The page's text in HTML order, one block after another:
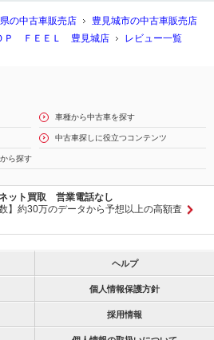
の中古車販売店
豊見城市の中古車販売店
Ｐ ＦＥＥＬ 豊見城店
レビュー一覧
車種から中古車を探す
中古車探しに役立つコンテンツ
ら探す
ット買取 営業電話なし
】約30万のデータから予想以上の高額査
ヘルプ
個人情報保護方針
採用情報